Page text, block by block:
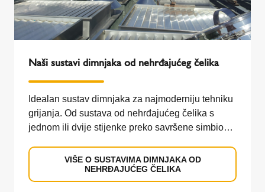
Naši sustavi dimnjaka od nehrđajućeg čelika
Idealan sustav dimnjaka za najmoderniju tehniku
grijanja. Od sustava od nehrđajućeg čelika s
jednom ili dvije stijenke preko savršene simbioze
sustava za niske i visoke temperature za primjenu
u industrii. Schiedel nudi idealna rješenja za
najmoderniju tehniku grijanja.
VIŠE O SUSTAVIMA DIMNJAKA OD
NEHRĐAJUĆEG ČELIKA